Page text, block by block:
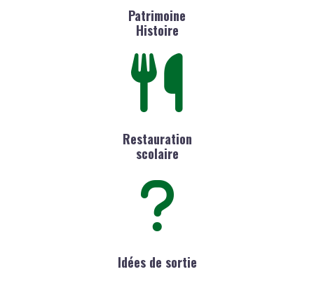
Patrimoine
Histoire
Restauration
scolaire
Idées de sortie